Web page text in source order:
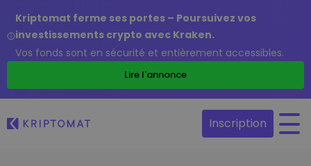
Kriptomat ferme ses portes – Poursuivez vos
investissements crypto avec Kraken.
Vos fonds sont en sécurité et entièrement accessibles.
Lire l'annonce
Inscription